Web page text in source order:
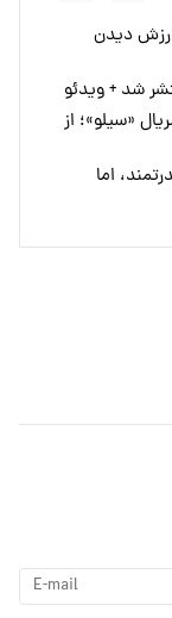
۶ صبح؛ آیا ارزش دیدن
«سیلو»؛ از
قدرتمند، اما